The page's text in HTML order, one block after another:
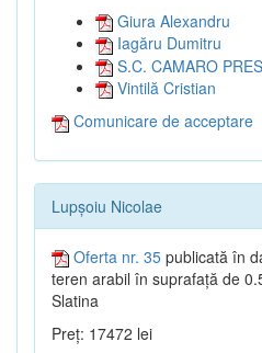
Giura Alexandru
Iagăru Dumitru
S.C. CAMARO
Vintilă Cristian
Comunicare de acceptare
Lupșoiu Nicolae
Oferta nr. 35 publicată în
teren arabil în suprafață de
Slatina
Preț: 17472 lei